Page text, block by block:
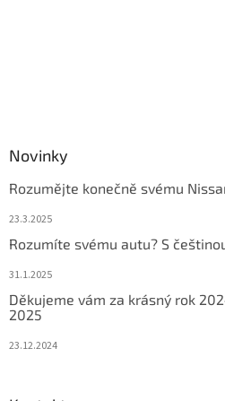
Novinky
Rozumějte konečně svému
23.3.2025
Rozumíte svému autu? S
31.1.2025
Děkujeme vám za krásný rok
2025
23.12.2024